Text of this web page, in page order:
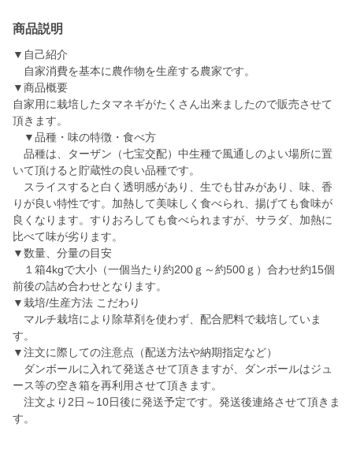
商品説明
▼自己紹介
自家消費を基本に農作物を生産する農家です。
▼商品概要
自家用に栽培したタマネギがたくさん出来ましたので販売させて
頂きます。
▼品種・味の特徴・食べ方
品種は、ターザン（七宝交配）中生種で風通しのよい場所に置
いて頂けると貯蔵性の良い品種です。
スライスすると白く透明感があり、生でも甘みがあり、味、香
りが良い特性です。加熱して美味しく食べられ、揚げても食味が
良くなります。すりおろしても食べられますが、サラダ、加熱に
比べて味が劣ります。
▼数量、分量の目安
１箱4kgで大小（一個当たり約200ｇ～約500ｇ）合わせ約15個
前後の詰め合わせとなります。
▼栽培/生産方法 こだわり
マルチ栽培により除草剤を使わず、配合肥料で栽培していま
す。
▼注文に際しての注意点（配送方法や納期指定など）
ダンボールに入れて発送させて頂きますが、ダンボールはジュ
ース等の空き箱を再利用させて頂きます。
注文より2日～10日後に発送予定です。発送後連絡させて頂きま
す。